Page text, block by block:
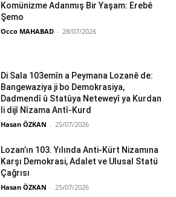
Komünizme Adanmış Bir Yaşam: Erebê
Şemo
Occo MAHABAD - 28/07/2026
Di Sala 103emîn a Peymana Lozanê de:
Bangewaziya ji bo Demokrasiya,
Dadmendî û Statûya Neteweyî ya Kurdan
li dijî Nîzama Antî-Kurd
Hasan ÖZKAN - 25/07/2026
Lozan’ın 103. Yılında Anti-Kürt Nizamına
Karşı Demokrasi, Adalet ve Ulusal Statü
Çağrısı
Hasan ÖZKAN - 25/07/2026